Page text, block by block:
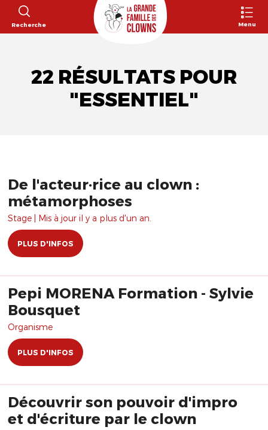
Recherche Menu
22 RÉSULTATS POUR
"ESSENTIEL"
De l'acteur·rice au clown :
métamorphoses
Stage | Mis à jour il y a plus d'un an.
PLUS D'INFOS
Pepi MORENA Formation - Sylvie
Bousquet
Organisme
PLUS D'INFOS
Découvrir son pouvoir d'impro
et d'écriture par le clown